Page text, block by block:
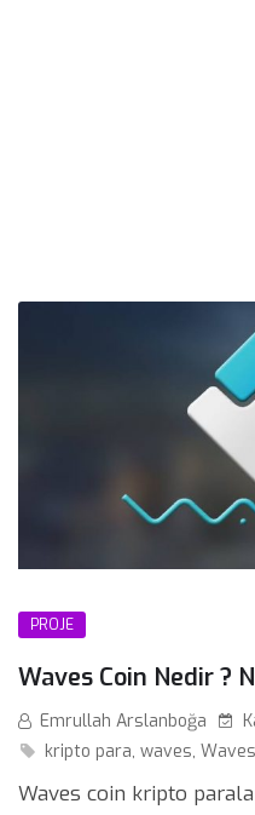
PROJE
Waves Coin Nedir ?
Emrullah Arslanboğa
kripto para, waves,
Waves coin kripto